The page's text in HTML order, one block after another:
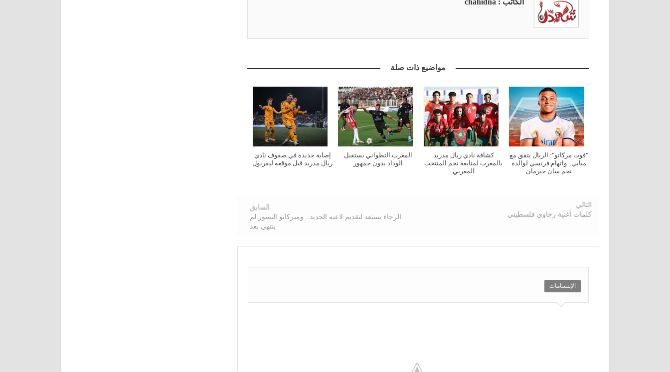
مواضيع ذات صلة
"فوت مركاتو": الريال يتفق مع
مبابي.. واتهام فرنسي لوالدة
نجم سان جيرمان
كشافة نادي ريال مدريد
بالمغرب لمتابعة نجم المنتخب
المغربي
المغرب التطواني يستقبل
الوداد بدون جمهور
إصابة جديدة في صفوف نادي
ريال مدريد قبل موقعة ليفربول
التالي
كلمات أغنية رجاوي فلسطيني
السابق
الرجاء يستعد لتقديم لاعبه الجديد.. وميركاتو النسور لم
ينتهي بعد
الإبتسامات